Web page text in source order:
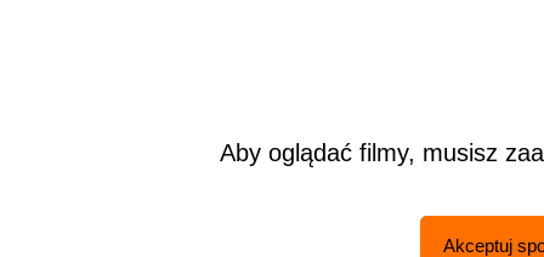
Aby oglądać filmy, musisz
Akceptuj